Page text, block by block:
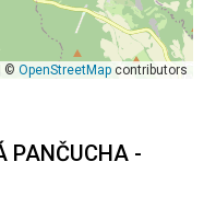
© OpenStreetMap contributors
PANČUCHA -